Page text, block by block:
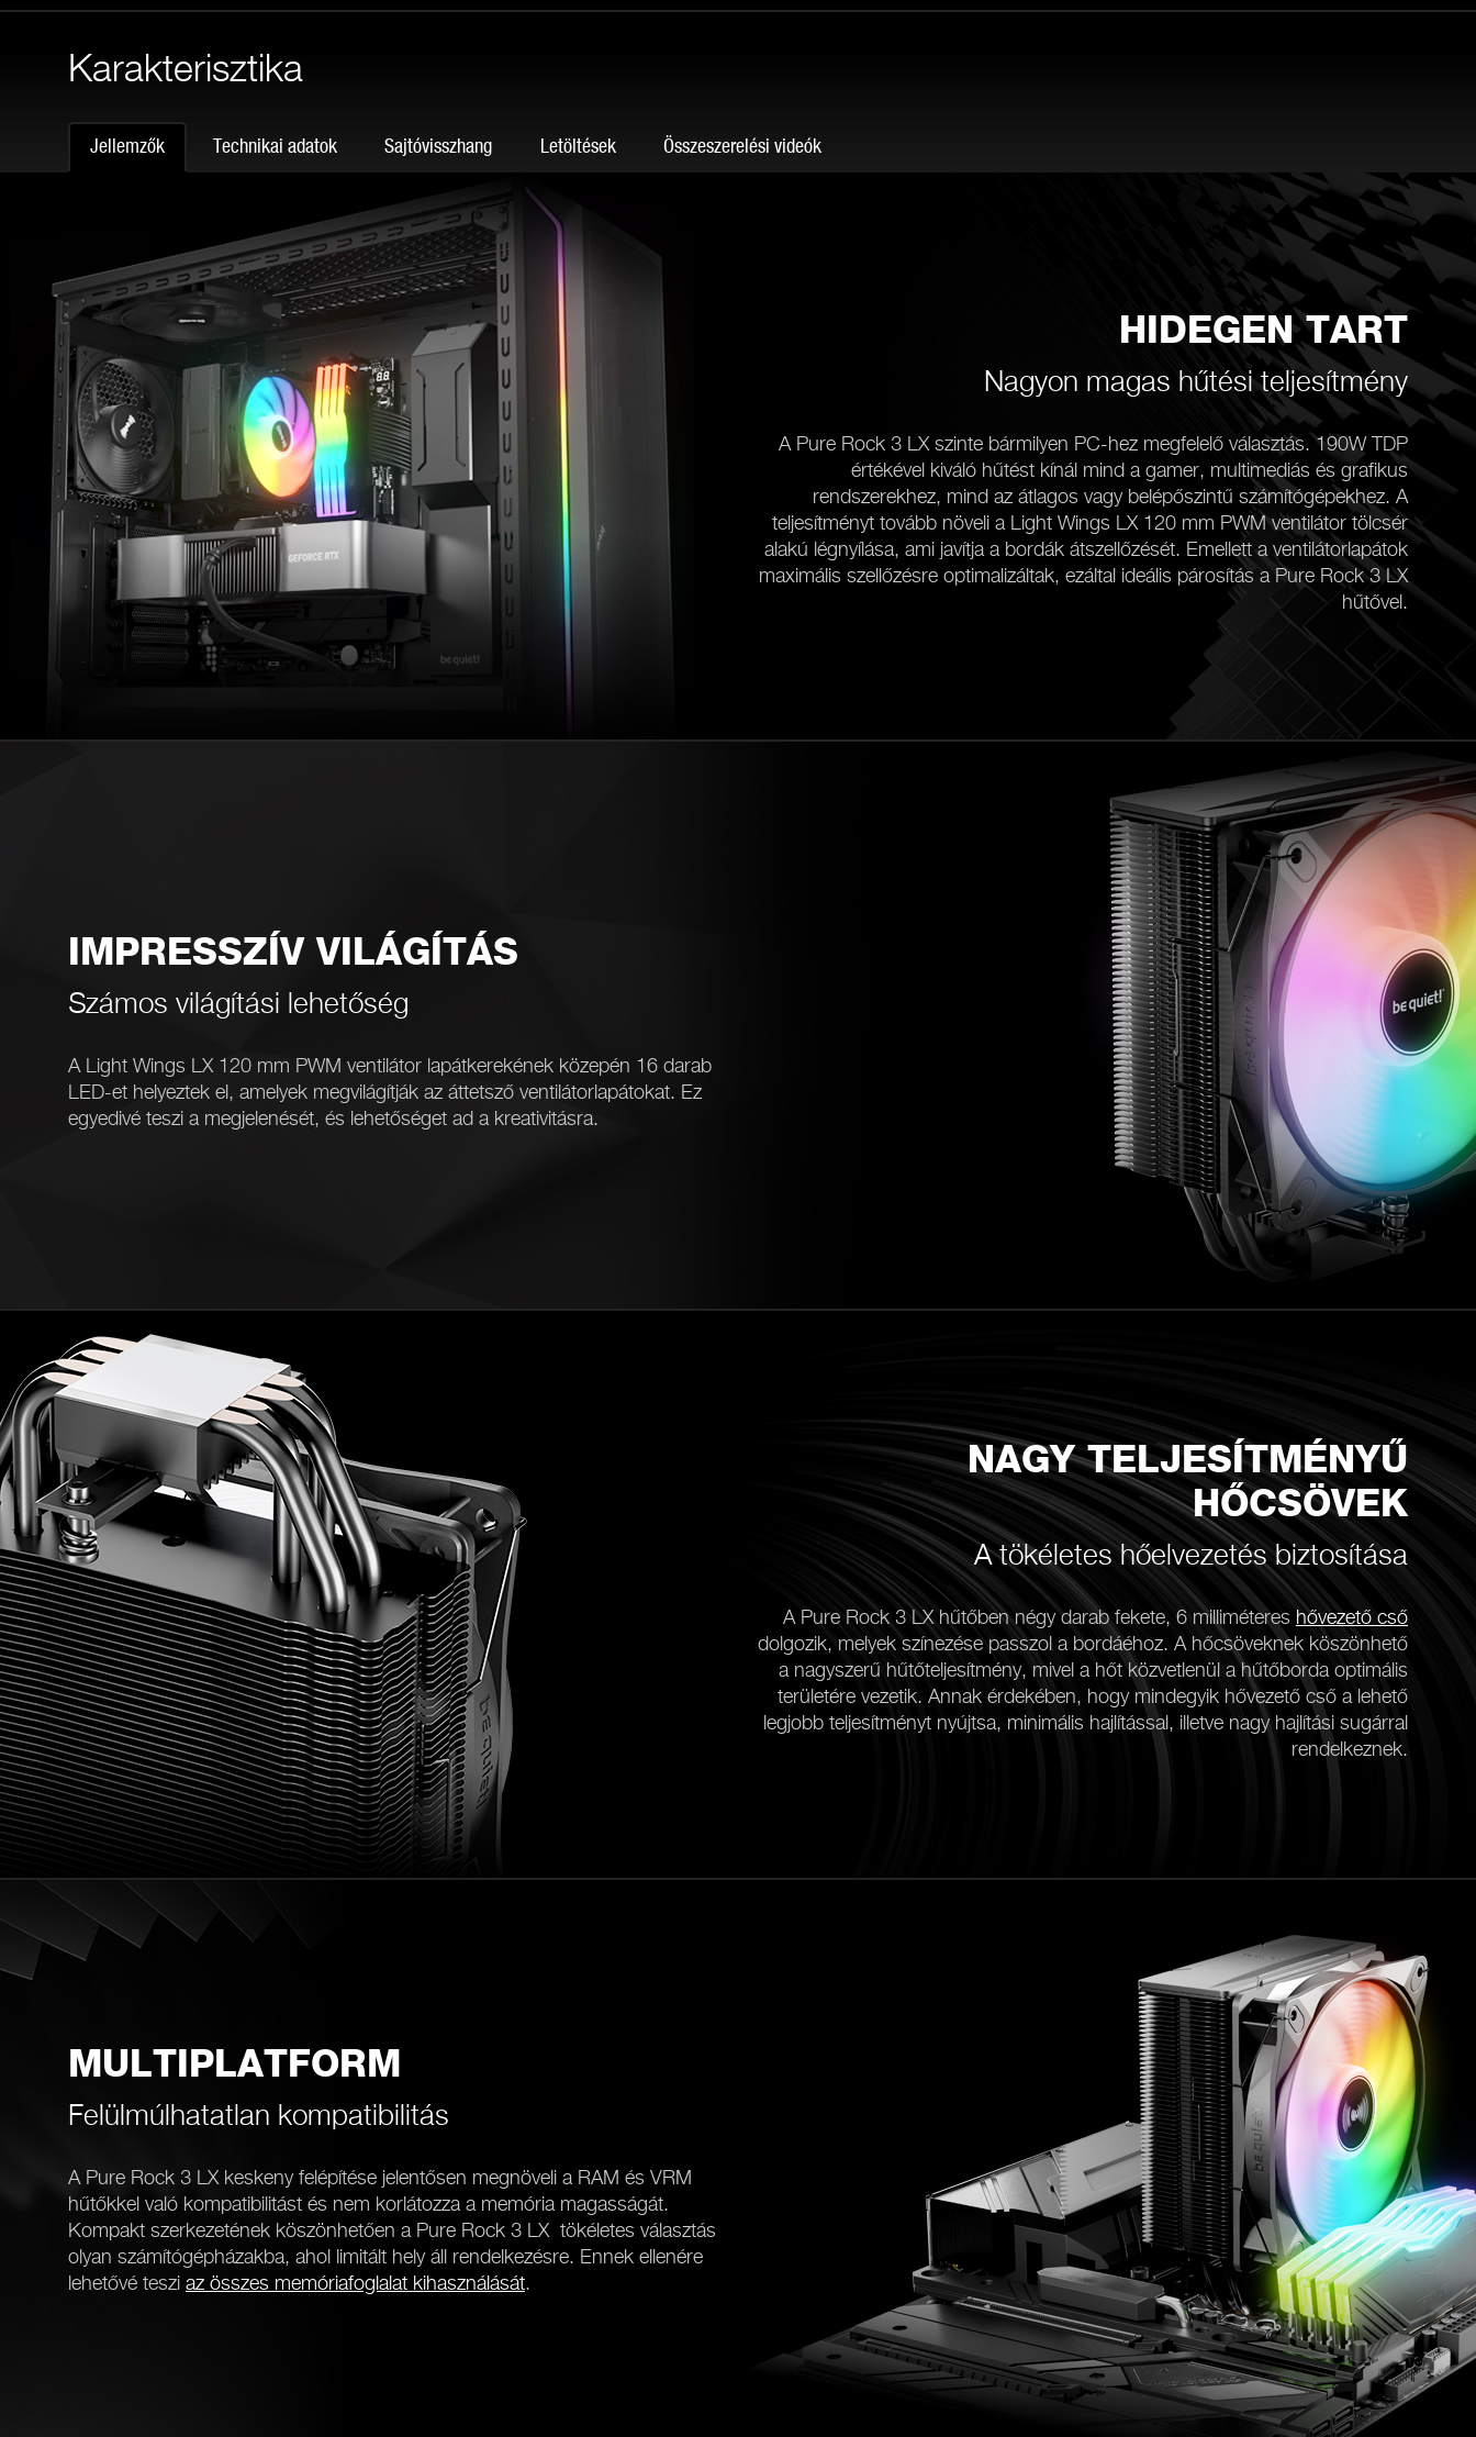
Karakterisztika
Jellemzők Technikai adatok Sajtóvisszhang Letöltések Összeszerelési videók
HIDEGEN TART
Nagyon magas hűtési teljesítmény
A Pure Rock 3 LX szinte bármilyen PC-hez megfelelő választás. 190W TDP
értékével kiváló hűtést kínál mind a gamer, multimediás és grafikus
rendszerekhez, mind az átlagos vagy belépőszintű számítógépekhez. A
teljesítményt tovább növeli a Light Wings LX 120 mm PWM ventilátor tölcsér
alakú légnyílása, ami javítja a bordák átszellőzését. Emellett a ventilátorlapátok
maximális szellőzésre optimalizáltak, ezáltal ideális párosítás a Pure Rock 3 LX
hűtővel.
IMPRESSZÍV VILÁGÍTÁS
Számos világítási lehetőség
A Light Wings LX 120 mm PWM ventilátor lapátkerekének közepén 16 darab
LED-et helyeztek el, amelyek megvilágítják az áttetsző ventilátorlapátokat. Ez
egyedivé teszi a megjelenését, és lehetőséget ad a kreativitásra.
NAGY TELJESÍTMÉNYŰ
HŐCSÖVEK
A tökéletes hőelvezetés biztosítása
A Pure Rock 3 LX hűtőben négy darab fekete, 6 milliméteres hővezető cső
dolgozik, melyek színezése passzol a bordáéhoz. A hőcsöveknek köszönhető
a nagyszerű hűtőteljesítmény, mivel a hőt közvetlenül a hűtőborda optimális
területére vezetik. Annak érdekében, hogy mindegyik hővezető cső a lehető
legjobb teljesítményt nyújtsa, minimális hajlítással, illetve nagy hajlítási sugárral
rendelkeznek.
MULTIPLATFORM
Felülmúlhatatlan kompatibilitás
A Pure Rock 3 LX keskeny felépítése jelentősen megnöveli a RAM és VRM
hűtőkkel való kompatibilitást és nem korlátozza a memória magasságát.
Kompakt szerkezetének köszönhetően a Pure Rock 3 LX tökéletes választás
olyan számítógépházakba, ahol limitált hely áll rendelkezésre. Ennek ellenére
lehetővé teszi az összes memóriafoglalat kihasználását.